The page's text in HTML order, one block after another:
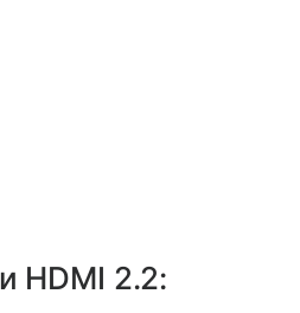
HDMI 2.2: